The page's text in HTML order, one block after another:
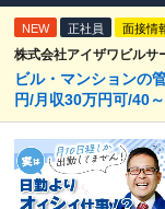
NEW 正社員 面接情
株式会社アイザワビルサ
ビル・マンションの
円/月収30万円可/40